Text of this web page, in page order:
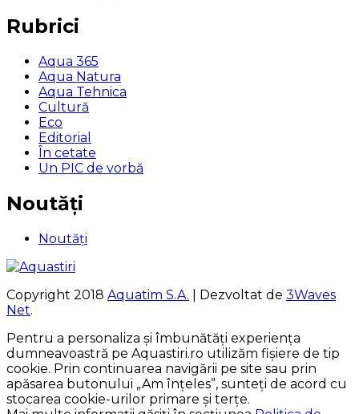
Rubrici
Aqua 365
Aqua Natura
Aqua Tehnica
Cultură
Eco
Editorial
În cetate
Un PIC de vorbă
Noutăți
Noutăți
Copyright 2018 Aquatim S.A. | Dezvoltat de 3Waves
Net.
Pentru a personaliza și îmbunătăți experiența
dumneavoastră pe Aquastiri.ro utilizăm fișiere de tip
cookie. Prin continuarea navigării pe site sau prin
apăsarea butonului „Am înțeles”, sunteți de acord cu
stocarea cookie-urilor primare și terțe.